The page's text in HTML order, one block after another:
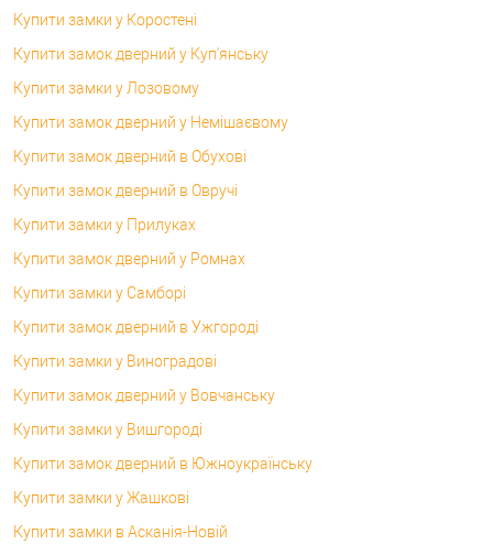
Купити замки у Коростені
Купити замок дверний у Куп'янську
Купити замки у Лозовому
Купити замок дверний у Немішаєвому
Купити замок дверний в Обухові
Купити замок дверний в Овручі
Купити замки у Прилуках
Купити замок дверний у Ромнах
Купити замки у Самборі
Купити замок дверний в Ужгороді
Купити замки у Виноградові
Купити замок дверний у Вовчанську
Купити замки у Вишгороді
Купити замок дверний в Южноукраїнську
Купити замки у Жашкові
Купити замки в Асканія-Новій